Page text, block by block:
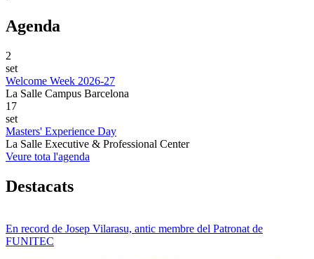
Agenda
2
set
Welcome Week 2026-27
La Salle Campus Barcelona
17
set
Masters' Experience Day
La Salle Executive & Professional Center
Veure tota l'agenda
Destacats
En record de Josep Vilarasu, antic membre del Patronat de
FUNITEC